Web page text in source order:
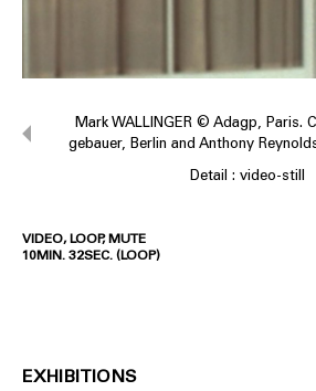
Mark WALLINGER © Adagp, Paris.
gebauer, Berlin and Anthony
Detail : video-still
VIDEO, LOOP, MUTE
10MIN. 32SEC. (LOOP)
EXHIBITIONS